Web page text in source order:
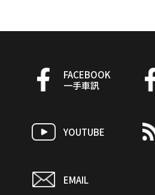
FACEBOOK
一手車訊
YOUTUBE
EMAIL